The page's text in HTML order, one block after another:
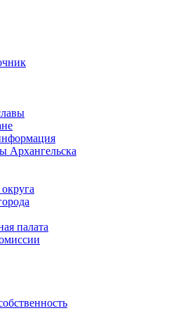
Архангельска
палата